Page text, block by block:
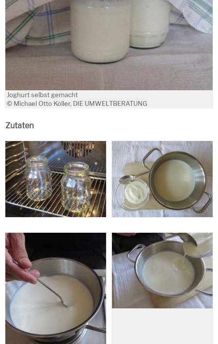
Joghurt selbst gemacht
© Michael Otto Köller, DIE UMWELTBERATUNG
Zutaten